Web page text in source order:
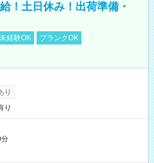
！土日休み！出荷準備・
経験OK
ブランクOK
り
り